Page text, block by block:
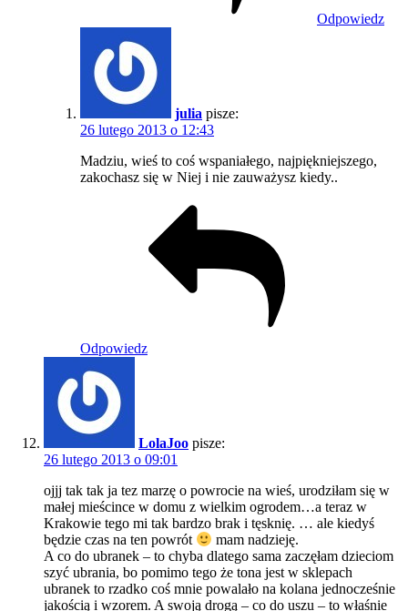
Odpowiedz
julia pisze:
26 lutego 2013 o 12:43
Madziu, wieś to coś wspaniałego, najpiękniejszego,
zakochasz się w Niej i nie zauważysz kiedy..
Odpowiedz
LolaJoo pisze:
26 lutego 2013 o 09:01
ojjj tak tak ja tez marzę o powrocie na wieś, urodziłam się w
małej mieścince w domu z wielkim ogrodem…a teraz w
Krakowie tego mi tak bardzo brak i tęsknię. … ale kiedyś
będzie czas na ten powrót
mam nadzieję.
A co do ubranek – to chyba dlatego sama zaczęłam dzieciom
szyć ubrania, bo pomimo tego że tona jest w sklepach
ubranek to rzadko coś mnie powalało na kolana jednocześnie
jakością i wzorem. A swoją drogą – co do uszu – to właśnie